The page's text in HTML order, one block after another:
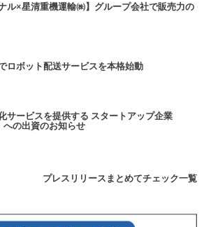
ル×星清重機運輸㈱】グループ会社で販売力の
ロボット配送サービスを本格始動
サービスを提供する スタートアップ企業
への出資のお知らせ
プレスリリースまとめてチェック一覧